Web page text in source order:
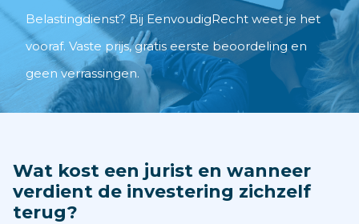
Belastingdienst? Bij EenvoudigRecht weet je het
vooraf. Vaste prijs, gratis eerste beoordeling en
geen verrassingen.
Wat kost een jurist en wanneer
verdient de investering zichzelf
terug?